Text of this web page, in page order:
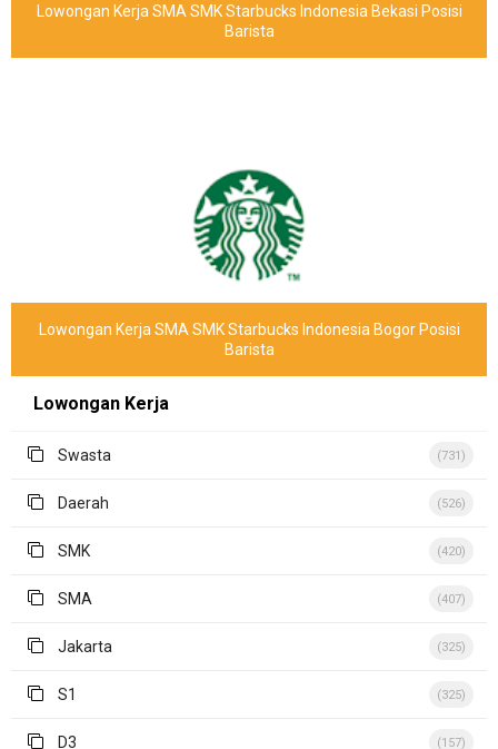
Lowongan Kerja SMA SMK Starbucks Indonesia Bekasi Posisi
Barista
Lowongan Kerja SMA SMK Starbucks Indonesia Bogor Posisi
Barista
Lowongan Kerja
Swasta (731)
Daerah (526)
SMK (420)
SMA (407)
Jakarta (325)
S1 (325)
D3 (157)